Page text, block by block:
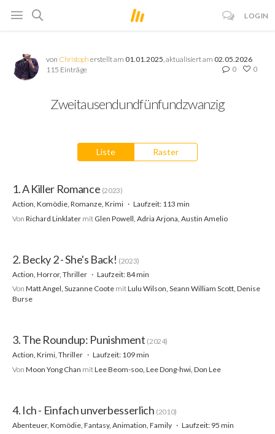
LOGIN
von Christoph erstellt am 01.01.2025 , aktualisiert am 02.05.2026
115 Einträge
0 0
Zweitausendundfünfundzwanzig
Liste Raster
1. A Killer Romance (2023)
Action, Komödie, Romanze, Krimi
Laufzeit: 113 min
Von Richard Linklater mit Glen Powell, Adria Arjona, Austin Amelio
2. Becky 2 - She's Back! (2023)
Action, Horror, Thriller
Laufzeit: 84 min
Von Matt Angel, Suzanne Coote mitLulu Wilson, Seann William Scott, Denise
Burse
3. The Roundup: Punishment (2024)
Action, Krimi, Thriller
Laufzeit: 109 min
Von Moon Yong Chan mitLee Beom-soo, Lee Dong-hwi, Don Lee
4. Ich - Einfach unverbesserlich (2010)
Abenteuer, Komödie, Fantasy, Animation, Family
Laufzeit: 95 min